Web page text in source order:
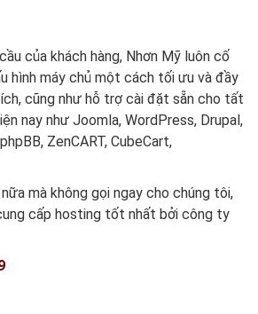
của khách hàng, Nhơn Mỹ luôn cố
hình máy chủ một cách tối ưu và đầy
cũng như hỗ trợ cài đặt sẵn cho tất
nay như Joomla, WordPress, Drupal,
ZenCART, CubeCart,
mà không gọi ngay cho chúng tôi,
cấp hosting tốt nhất bởi công ty